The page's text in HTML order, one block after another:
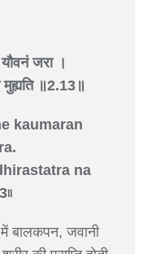
यौवनं जरा ।
मुह्यति ॥2.13॥
kaumaran
na
में बालकपन, जवानी